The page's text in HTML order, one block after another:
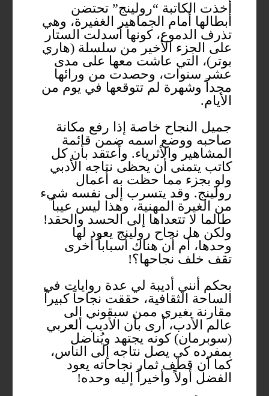
أخذت الكاتبة “رولينج” تحتضن
أبطالها أمام الجماهير الغفيرة، وهي
تذرف الدموع، كونها أسدلت الستار
على الجزء الأخير من سلسلة (هاري
بوتر)، التي عاشت معها على مدى
عشر سنوات، وحصدت من ورائها
مجداً وشهرة لم تتوقعها في يوم من
الأيام.
جميل النجاح خاصة إذا رفع مكانة
صاحبه ووضع اسمه ضمن قائمة
المشاهير والأثرياء. وأعتقد بأن كل
كاتب يتمنى أن يحظى نتاجه الأدبي
ولو بجزء مما حظت به أعمال
رولينج. وقد يتسرب إلى نفسه شيء
من الغيرة المهنية، وهذا ليس عيباً
طالما لا تتعداها إلى الحسد والحقد!
ولكن هل نجاح رولينج يعود لها
وحدها، أم أن هناك أسباباً أخرى
تقف خلف نجاحها؟!
بحكم أنني أديبة لي عدة روايات في
الساحة الثقافية، حققت نجاحاً كبيراً
مقارنة بغيري ممن سبقوني إلى
عالم الأدب، أرى بأن الأديب العربي
(سوبرمان) كونه يجتهد ويُناضل
بمفرده كي يصل نتاجه إلى الناس،
كما أن قطف ثمار نجاحاته يعود
الفضل أولاً وأخيراً إليه وحده!